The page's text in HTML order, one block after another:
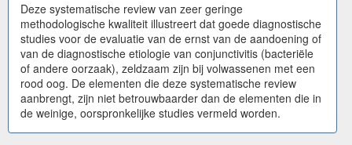
Deze systematische review van zeer geringe
methodologische kwaliteit illustreert dat goede diagnostische
studies voor de evaluatie van de ernst van de aandoening of
van de diagnostische etiologie van conjunctivitis (bacteriële
of andere oorzaak), zeldzaam zijn bij volwassenen met een
rood oog. De elementen die deze systematische review
aanbrengt, zijn niet betrouwbaarder dan de elementen die in
de weinige, oorspronkelijke studies vermeld worden.